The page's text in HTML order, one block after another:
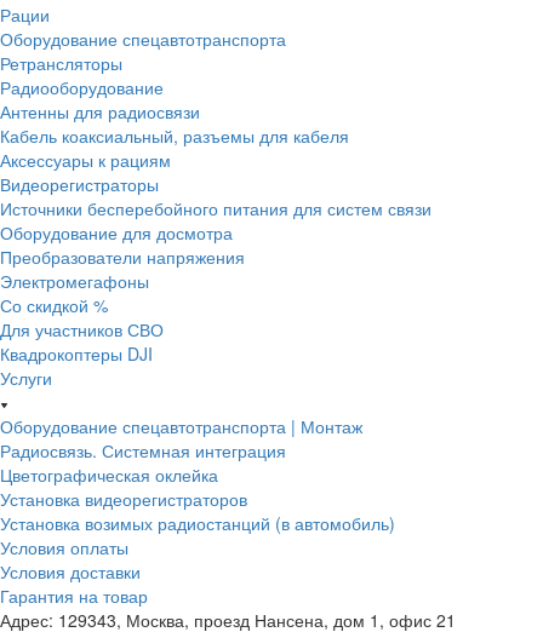
Рации
Оборудование спецавтотранспорта
Ретрансляторы
Радиооборудование
Антенны для радиосвязи
Кабель коаксиальный, разъемы для кабеля
Аксессуары к рациям
Видеорегистраторы
Источники бесперебойного питания для систем связи
Оборудование для досмотра
Преобразователи напряжения
Электромегафоны
Со скидкой %
Для участников СВО
Квадрокоптеры DJI
Услуги
Оборудование спецавтотранспорта | Монтаж
Радиосвязь. Системная интеграция
Цветографическая оклейка
Установка видеорегистраторов
Установка возимых радиостанций (в автомобиль)
Условия оплаты
Условия доставки
Гарантия на товар
Адрес: 129343, Москва, проезд Нансена, дом 1, офис 21